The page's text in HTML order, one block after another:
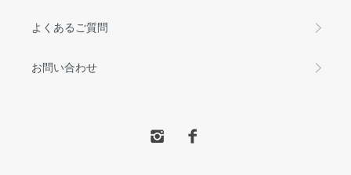
よくあるご質問
お問い合わせ